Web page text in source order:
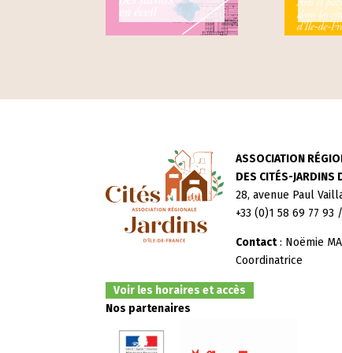
ASSOCIATION
DES CITÉS-JARDINS
28, avenue Paul
+33 (0)1 58 69 77
Contact: Noëmie
Coordinatrice
Voir les horaires et accès
Nos partenaires